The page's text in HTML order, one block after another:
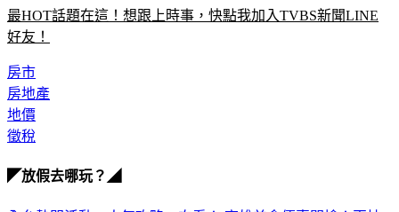
最HOT話題在這！想跟上時事，快點我加入TVBS新聞LINE
好友！
房市
房地產
地價
徵稅
◤放假去哪玩？◢